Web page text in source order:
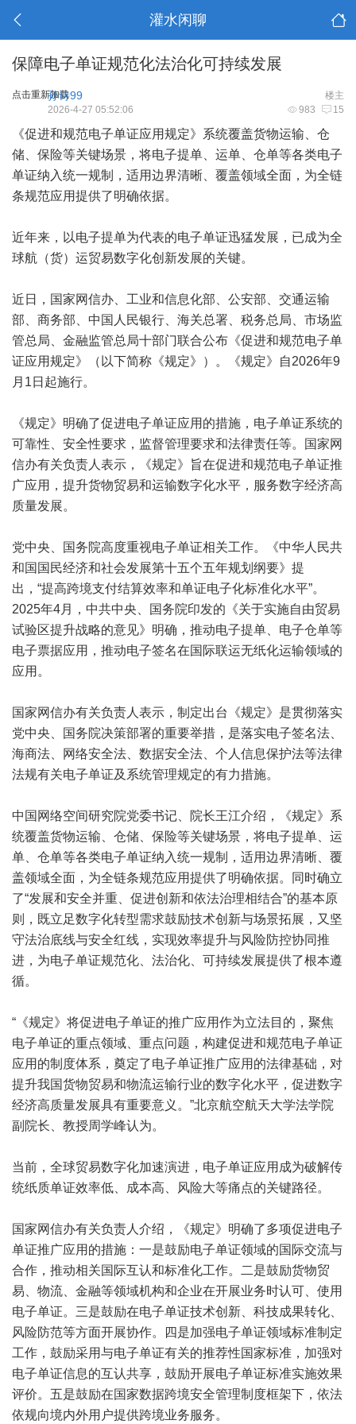
灌水闲聊
保障电子单证规范化法治化可持续发展
点击重新加载 楼主
孙诗99
983 15
2026-4-27 05:52:06
《促进和规范电子单证应用规定》系统覆盖货物运输、仓
储、保险等关键场景，将电子提单、运单、仓单等各类电子
单证纳入统一规制，适用边界清晰、覆盖领域全面，为全链
条规范应用提供了明确依据。
近年来，以电子提单为代表的电子单证迅猛发展，已成为全
球航（货）运贸易数字化创新发展的关键。
近日，国家网信办、工业和信息化部、公安部、交通运输
部、商务部、中国人民银行、海关总署、税务总局、市场监
管总局、金融监管总局十部门联合公布《促进和规范电子单
证应用规定》（以下简称《规定》）。《规定》自2026年9
月1日起施行。
《规定》明确了促进电子单证应用的措施，电子单证系统的
可靠性、安全性要求，监督管理要求和法律责任等。国家网
信办有关负责人表示，《规定》旨在促进和规范电子单证推
广应用，提升货物贸易和运输数字化水平，服务数字经济高
质量发展。
党中央、国务院高度重视电子单证相关工作。《中华人民共
和国国民经济和社会发展第十五个五年规划纲要》提
出，“提高跨境支付结算效率和单证电子化标准化水平”。
2025年4月，中共中央、国务院印发的《关于实施自由贸易
试验区提升战略的意见》明确，推动电子提单、电子仓单等
电子票据应用，推动电子签名在国际联运无纸化运输领域的
应用。
国家网信办有关负责人表示，制定出台《规定》是贯彻落实
党中央、国务院决策部署的重要举措，是落实电子签名法、
海商法、网络安全法、数据安全法、个人信息保护法等法律
法规有关电子单证及系统管理规定的有力措施。
中国网络空间研究院党委书记、院长王江介绍，《规定》系
统覆盖货物运输、仓储、保险等关键场景，将电子提单、运
单、仓单等各类电子单证纳入统一规制，适用边界清晰、覆
盖领域全面，为全链条规范应用提供了明确依据。同时确立
了“发展和安全并重、促进创新和依法治理相结合”的基本原
则，既立足数字化转型需求鼓励技术创新与场景拓展，又坚
守法治底线与安全红线，实现效率提升与风险防控协同推
进，为电子单证规范化、法治化、可持续发展提供了根本遵
循。
“《规定》将促进电子单证的推广应用作为立法目的，聚焦
电子单证的重点领域、重点问题，构建促进和规范电子单证
应用的制度体系，奠定了电子单证推广应用的法律基础，对
提升我国货物贸易和物流运输行业的数字化水平，促进数字
经济高质量发展具有重要意义。”北京航空航天大学法学院
副院长、教授周学峰认为。
当前，全球贸易数字化加速演进，电子单证应用成为破解传
统纸质单证效率低、成本高、风险大等痛点的关键路径。
国家网信办有关负责人介绍，《规定》明确了多项促进电子
单证推广应用的措施：一是鼓励电子单证领域的国际交流与
合作，推动相关国际互认和标准化工作。二是鼓励货物贸
易、物流、金融等领域机构和企业在开展业务时认可、使用
电子单证。三是鼓励在电子单证技术创新、科技成果转化、
风险防范等方面开展协作。四是加强电子单证领域标准制定
工作，鼓励采用与电子单证有关的推荐性国家标准，加强对
电子单证信息的互认共享，鼓励开展电子单证标准实施效果
评价。五是鼓励在国家数据跨境安全管理制度框架下，依法
依规向境内外用户提供跨境业务服务。